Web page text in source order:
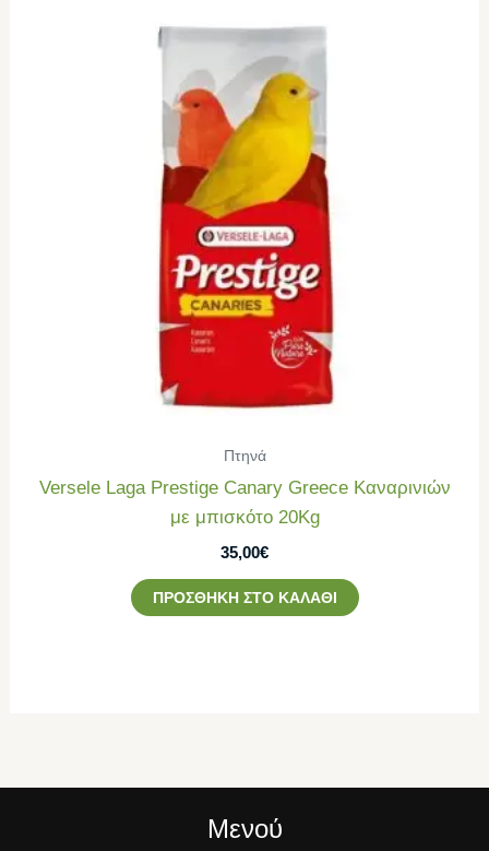
Πτηνά
Versele Laga Prestige Canary Greece Καναρινιών
με μπισκότο 20Kg
35,00€
ΠΡΟΣΘΉΚΗ ΣΤΟ ΚΑΛΆΘΙ
Μενού